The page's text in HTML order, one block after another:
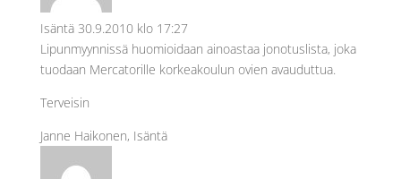
Isäntä 30.9.2010 klo 17:27
Lipunmyynnissä huomioidaan ainoastaa jonotuslista, joka
tuodaan Mercatorille korkeakoulun ovien avauduttua.
Terveisin
Janne Haikonen, Isäntä